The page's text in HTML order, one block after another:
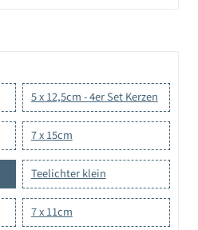
5 x 12,5cm - 4er Set Kerzen
7 x 15cm
Teelichter klein
7 x 11cm